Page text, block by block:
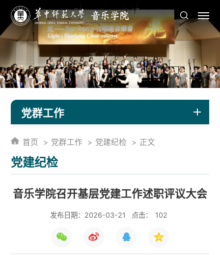
党群工作
党建纪检
首页 党群工作 党建纪检 正文
音乐学院召开基层党建工作述职评议大会
发布日期：2026-03-21 点击： 102